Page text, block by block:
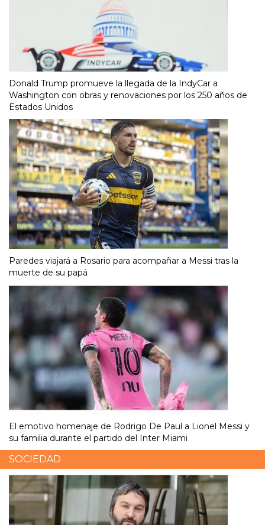
Donald Trump promueve la llegada de la IndyCar a
Washington con obras y renovaciones por los 250 años de
Estados Unidos
Paredes viajará a Rosario para acompañar a Messi tras la
muerte de su papá
El emotivo homenaje de Rodrigo De Paul a Lionel Messi y
su familia durante el partido del Inter Miami
SOCIEDAD